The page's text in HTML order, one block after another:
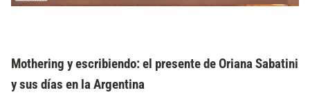
Mothering y escribiendo: el presente de Oriana Sabatini
y sus días en la Argentina